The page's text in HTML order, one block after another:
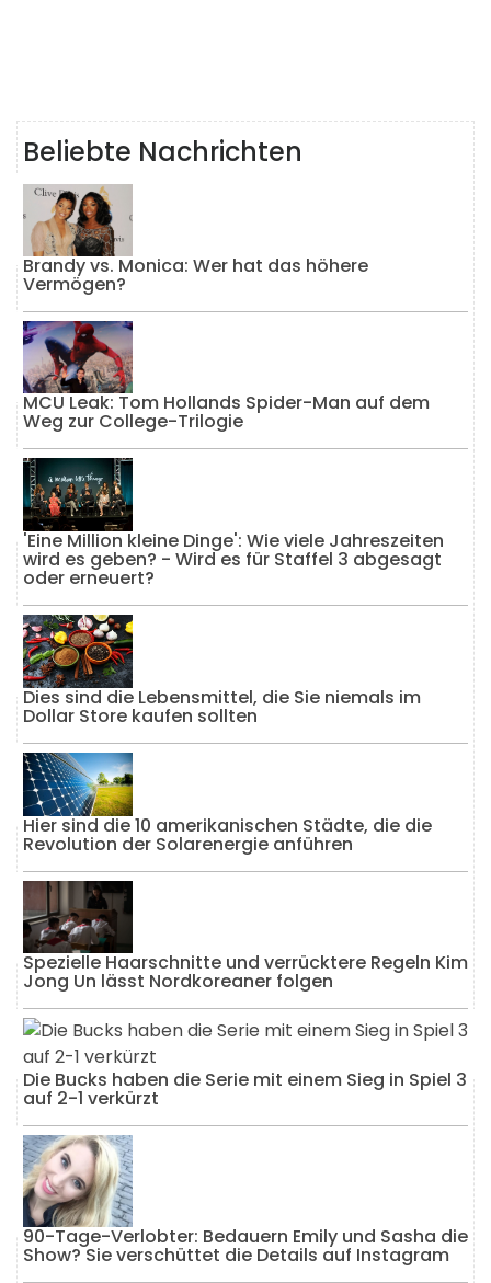
Beliebte Nachrichten
Brandy vs. Monica: Wer hat das höhere
Vermögen?
MCU Leak: Tom Hollands Spider-Man auf dem
Weg zur College-Trilogie
'Eine Million kleine Dinge': Wie viele Jahreszeiten
wird es geben? - Wird es für Staffel 3 abgesagt
oder erneuert?
Dies sind die Lebensmittel, die Sie niemals im
Dollar Store kaufen sollten
Hier sind die 10 amerikanischen Städte, die die
Revolution der Solarenergie anführen
Spezielle Haarschnitte und verrücktere Regeln Kim
Jong Un lässt Nordkoreaner folgen
Die Bucks haben die Serie mit einem Sieg in Spiel 3
auf 2-1 verkürzt
90-Tage-Verlobter: Bedauern Emily und Sasha die
Show? Sie verschüttet die Details auf Instagram